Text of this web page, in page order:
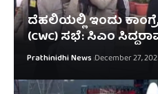
ದೆಹಲಿಯಲ್ಲಿ ಇಂದು
(CWC) ಸಭೆ: ಸಿಎಂ
Prathinidhi News December 27,